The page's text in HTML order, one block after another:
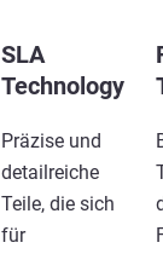
SLA
Technology
Präzise und
detailreiche
Teile, die sich
für